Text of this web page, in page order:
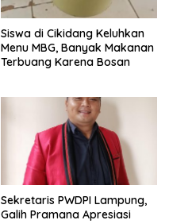
Siswa di Cikidang Keluhkan
Menu MBG, Banyak Makanan
Terbuang Karena Bosan
Sekretaris PWDPI Lampung,
Galih Pramana Apresiasi